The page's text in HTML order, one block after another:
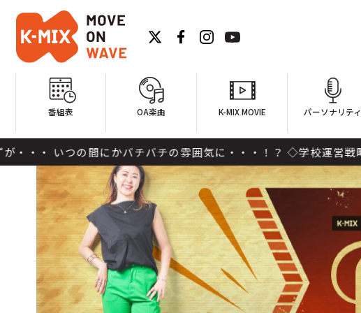
番組表 OA楽曲 K-MIX MOVIE パーソナリティ
かバチバチの雰囲気に・・・！？ ◇学校運営戦略会議掲示板